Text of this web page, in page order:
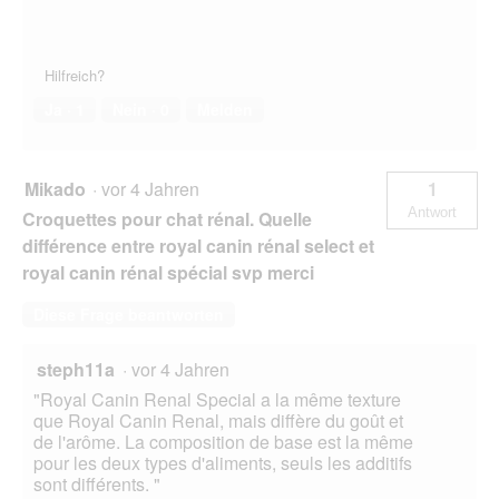
Hilfreich?
Mikado · vor 4 Jahren
Croquettes pour chat rénal. Quelle
différence entre royal canin rénal select et
royal canin rénal spécial svp merci
1
Antwort
steph11a · vor 4 Jahren
"Royal Canin Renal Special a la même texture
que Royal Canin Renal, mais diffère du goût et
de l'arôme. La composition de base est la même
pour les deux types d'aliments, seuls les additifs
sont différents. "